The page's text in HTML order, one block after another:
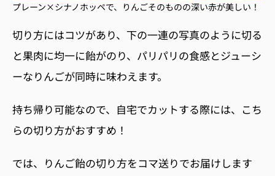
プレーン×シナノホッペで、りんごそのものの深い赤が美しい！
切り方にはコツがあり、下の一連の写真のように切る
と果肉に均一に飴がのり、パリパリの食感とジューシ
ーなりんごが同時に味わえます。
持ち帰り可能なので、自宅でカットする際には、こち
らの切り方がおすすめ！
では、りんご飴の切り方をコマ送りでお届けします